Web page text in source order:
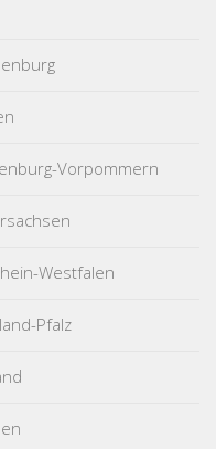
Vorpommern
Westfalen
Pfalz